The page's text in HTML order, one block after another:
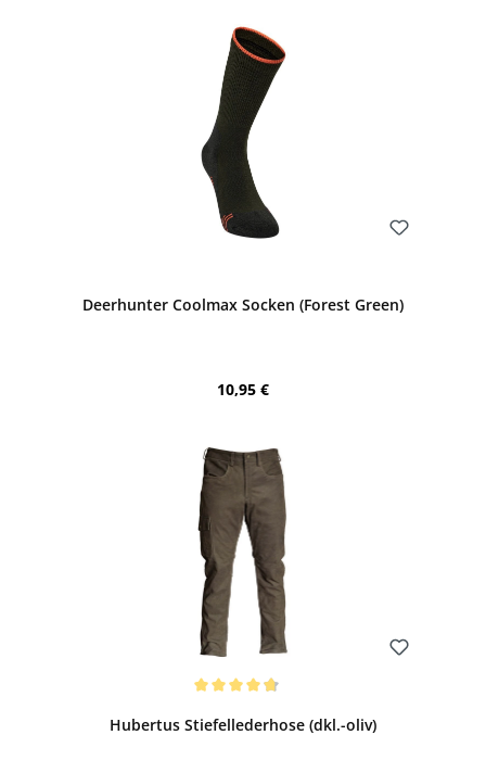
Deerhunter Coolmax Socken (Forest Green)
Regulärer Preis:
10,95 €
Hubertus Stiefellederhose (dkl.-oliv)